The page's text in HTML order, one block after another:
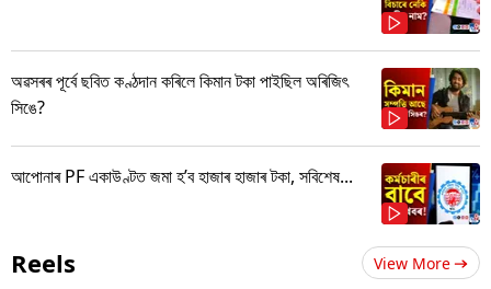
অৱসৰৰ পূৰ্বে ছবিত কণ্ঠদান কৰিলে কিমান টকা পাইছিল অৰিজিৎ
সিঙে?
আপোনাৰ PF একাউণ্টত জমা হ’ব হাজাৰ হাজাৰ টকা, সবিশেষ...
Reels View More